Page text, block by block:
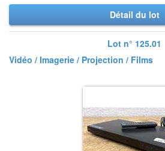
Détail du lot
Lot n° 125.01
Vidéo / Imagerie / Projection / Films